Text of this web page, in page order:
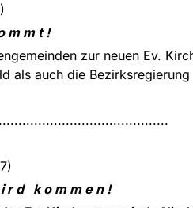
m m t !
zur neuen Ev.
als auch die
r d k o m m e n !